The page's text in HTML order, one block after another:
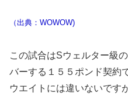
（出典：WOWOW)
この試合はSウェルター級
バーする１５５ポンド契約
ウエイトには違いないです